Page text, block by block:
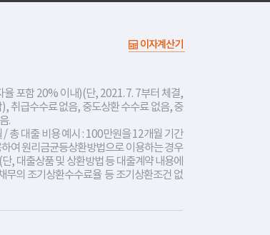
이자계산기
포함 20% 이내)(단, 2021. 7. 7부터 체결,
취급수수료 없음, 중도상환 수수료 없음, 중
.
총 대출 비용 예시 : 100만원을 12개월 기간
여 원리금균등상환방법으로 이용하는 경우
, 대출상품 및 상환방법 등 대출계약 내용에
무의 조기상환수수료율 등 조기상환조건 없